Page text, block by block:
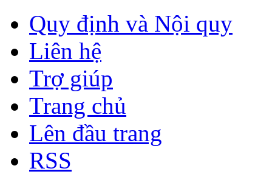
Quy định và Nội quy
Liên hệ
Trợ giúp
Trang chủ
Lên đầu trang
RSS